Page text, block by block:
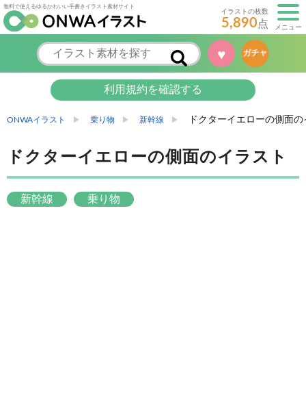
無料で使えるゆるかわいい手書きイラスト素材サイト
イラストの枚数
5,890点 メニュー
♥ ガチャ
利用規約を確認する
ONWAイラスト 乗り物 新幹線 ドクターイエローの側面
ドクターイエローの側面のイラスト
新幹線 乗り物